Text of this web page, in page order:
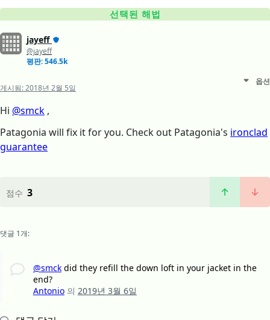
선택된 해법
jayeff
@jayeff
평판: 546.5k
게시됨:2018년 2월 5일
옵션
Hi @smck ,
Patagonia will fix it for you. Check out Patagonia's ironclad
guarantee
점수 3
댓글 1개:
@smckdid they refill the down loft in your jacket in the
end?
Antonio 의 2019년 3월 6일